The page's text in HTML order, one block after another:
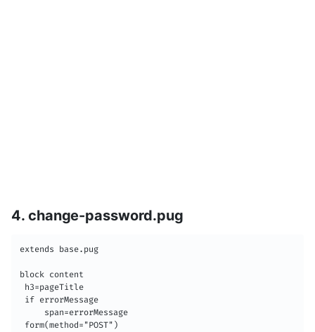
4. change-password.pug
extends base.pug
block content
h3=pageTitle
if errorMessage
     span=errorMessage
form(method="POST")